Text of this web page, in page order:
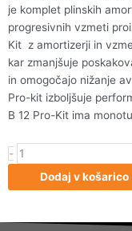
je komplet plinskih
progresivnih vzmeti
Kit z amortizerji in
kar zmanjšuje
in omogočajo nižanje
Pro-kit izboljšuje
B 12 Pro-Kit ima
- Eibach
Kit
Dodaj v košarico